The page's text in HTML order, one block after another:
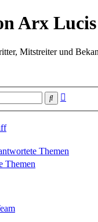
Arx Lucis
Mitstreiter und
Suche
Themen
Themen